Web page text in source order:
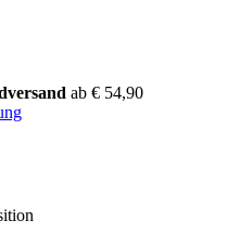
ab € 54,90